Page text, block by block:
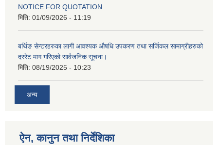
NOTICE FOR QUOTATION
मिति: 01/09/2026 - 11:19
बर्थिङ सेन्टरहरुका लागी आवश्यक औषधि उपकरण तथा सर्जिकल सामाग्रीहरुको
दररेट माग गरिएको सार्वजनिक सूचना।
मिति: 08/19/2025 - 10:23
अन्य
ऐन, कानुन तथा निर्देशिका